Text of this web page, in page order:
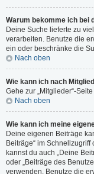
Warum bekomme ich bei
Deine Suche lieferte zu
verarbeiten. Benutze die
ein oder beschränke die
Nach oben
Wie kann ich nach
Gehe zur „Mitglieder“-
Nach oben
Wie kann ich meine
Deine eigenen Beiträge
Beiträge“ im
kannst du auch „Deine
oder „Beiträge des
verwenden. Benutze die